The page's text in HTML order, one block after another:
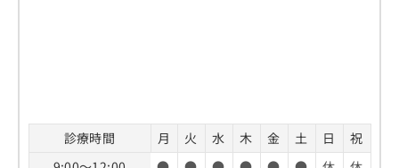
診療時間 月 火 水 木 金 土 日
祝